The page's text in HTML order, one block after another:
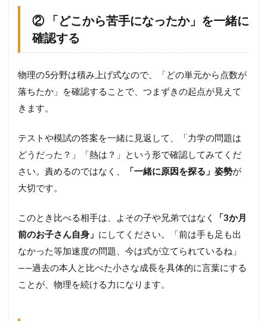
② 「どこから苦手になったか」を一緒に
確認する
物理の5分野は積み上げ式なので、「どの単元から点数が
落ちたか」を確認することで、つまずきの起点が見えて
きます。
テストや模試の答案を一緒に見返して、「力学の問題は
どうだった？」「熱は？」という形で確認してみてくだ
さい。責めるのではなく、
「一緒に原因を探る」姿勢が
大切です。
このとき比べる相手は、よその子や兄弟ではなく
「3か月
前のお子さん自身」 にしてください。「前は手も足も出
なかった等加速度の問題、今は式が立てられているね」
——過去の本人と比べた小さな成長を具体的に言葉にする
ことが、物理を続ける力になります。